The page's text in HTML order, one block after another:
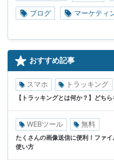
ブログ
マーケティ
おすすめ記事
スマホ トラッキング
【トラッキングとは何か？】どち
WEBツール 無料
たくさんの画像送信に便利！ファイ
使い方